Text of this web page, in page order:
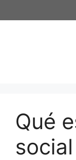
al
Qué